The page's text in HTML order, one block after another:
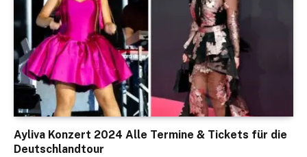
Ayliva Konzert 2024 Alle Termine & Tickets für die
Deutschlandtour